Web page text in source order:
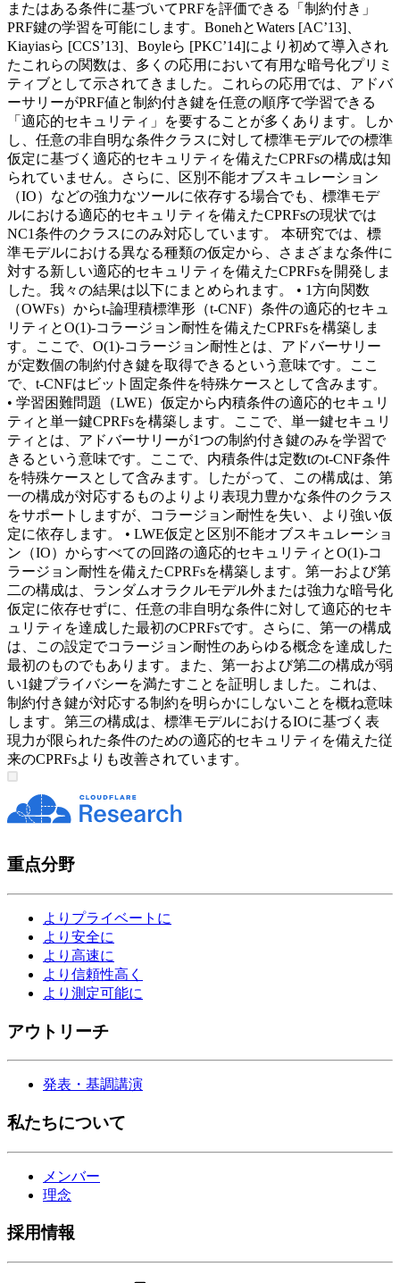
またはある条件に基づいてPRFを評価できる「制約付き」
PRF鍵の学習を可能にします。BonehとWaters [AC’13]、
Kiayiasら [CCS’13]、Boyleら [PKC’14]により初めて導入され
たこれらの関数は、多くの応用において有用な暗号化プリミ
ティブとして示されてきました。これらの応用では、アドバ
ーサリーがPRF値と制約付き鍵を任意の順序で学習できる
「適応的セキュリティ」を要することが多くあります。しか
し、任意の非自明な条件クラスに対して標準モデルでの標準
仮定に基づく適応的セキュリティを備えたCPRFsの構成は知
られていません。さらに、区別不能オブスキュレーション
（IO）などの強力なツールに依存する場合でも、標準モデ
ルにおける適応的セキュリティを備えたCPRFsの現状では
NC1条件のクラスにのみ対応しています。 本研究では、標
準モデルにおける異なる種類の仮定から、さまざまな条件に
対する新しい適応的セキュリティを備えたCPRFsを開発しま
した。我々の結果は以下にまとめられます。 • 1方向関数
（OWFs）からt-論理積標準形（t-CNF）条件の適応的セキュ
リティとO(1)-コラージョン耐性を備えたCPRFsを構築しま
す。ここで、O(1)-コラージョン耐性とは、アドバーサリー
が定数個の制約付き鍵を取得できるという意味です。ここ
で、t-CNFはビット固定条件を特殊ケースとして含みます。
• 学習困難問題（LWE）仮定から内積条件の適応的セキュリ
ティと単一鍵CPRFsを構築します。ここで、単一鍵セキュリ
ティとは、アドバーサリーが1つの制約付き鍵のみを学習で
きるという意味です。ここで、内積条件は定数tのt-CNF条件
を特殊ケースとして含みます。したがって、この構成は、第
一の構成が対応するものよりより表現力豊かな条件のクラス
をサポートしますが、コラージョン耐性を失い、より強い仮
定に依存します。 • LWE仮定と区別不能オブスキュレーショ
ン（IO）からすべての回路の適応的セキュリティとO(1)-コ
ラージョン耐性を備えたCPRFsを構築します。第一および第
二の構成は、ランダムオラクルモデル外または強力な暗号化
仮定に依存せずに、任意の非自明な条件に対して適応的セキ
ュリティを達成した最初のCPRFsです。さらに、第一の構成
は、この設定でコラージョン耐性のあらゆる概念を達成した
最初のものでもあります。また、第一および第二の構成が弱
い1鍵プライバシーを満たすことを証明しました。これは、
制約付き鍵が対応する制約を明らかにしないことを概ね意味
します。第三の構成は、標準モデルにおけるIOに基づく表
現力が限られた条件のための適応的セキュリティを備えた従
来のCPRFsよりも改善されています。
重点分野
よりプライベートに
より安全に
より高速に
より信頼性高く
より測定可能に
アウトリーチ
発表・基調講演
私たちについて
メンバー
理念
採用情報